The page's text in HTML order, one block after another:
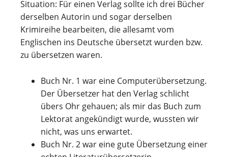
Situation: Für einen Verlag sollte ich drei Bücher
derselben Autorin und sogar derselben
Krimireihe bearbeiten, die allesamt vom
Englischen ins Deutsche übersetzt wurden bzw.
zu übersetzen waren.
Buch Nr. 1 war eine Computerübersetzung.
Der Übersetzer hat den Verlag schlicht
übers Ohr gehauen; als mir das Buch zum
Lektorat angekündigt wurde, wussten wir
nicht, was uns erwartet.
Buch Nr. 2 war eine gute Übersetzung einer